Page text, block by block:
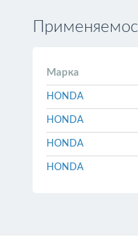
Марка
HONDA
HONDA
HONDA
HONDA